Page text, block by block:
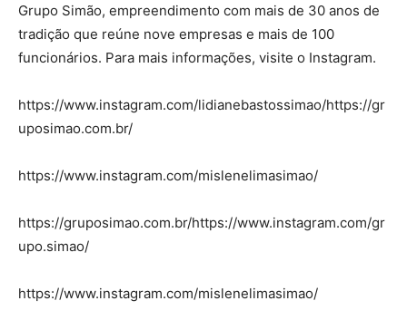
Grupo Simão, empreendimento com mais de 30 anos de
tradição que reúne nove empresas e mais de 100
funcionários. Para mais informações, visite o Instagram.
https://www.instagram.com/lidianebastossimao/https://gr
uposimao.com.br/
https://www.instagram.com/mislenelimasimao/
https://gruposimao.com.br/https://www.instagram.com/gr
upo.simao/
https://www.instagram.com/mislenelimasimao/